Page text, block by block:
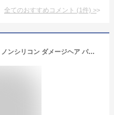
全てのおすすめコメント (1件) >
LUSH スーパーミルキー シャンプー ノンシリコン ダメージヘア パーマ カラー ツヤ コシ 自然由来 ハンドメイド コスメ ラッシュ 公式